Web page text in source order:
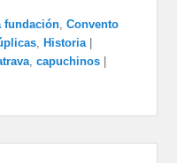
fundación,Convento
, Historia
,capuchinos